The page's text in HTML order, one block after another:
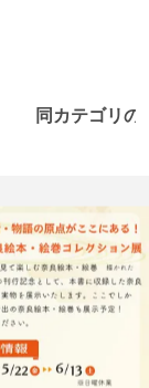
同カテゴリの